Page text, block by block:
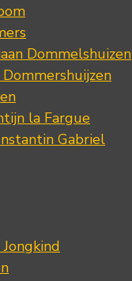
Dommelshuizen
la Fargue
Gabriel